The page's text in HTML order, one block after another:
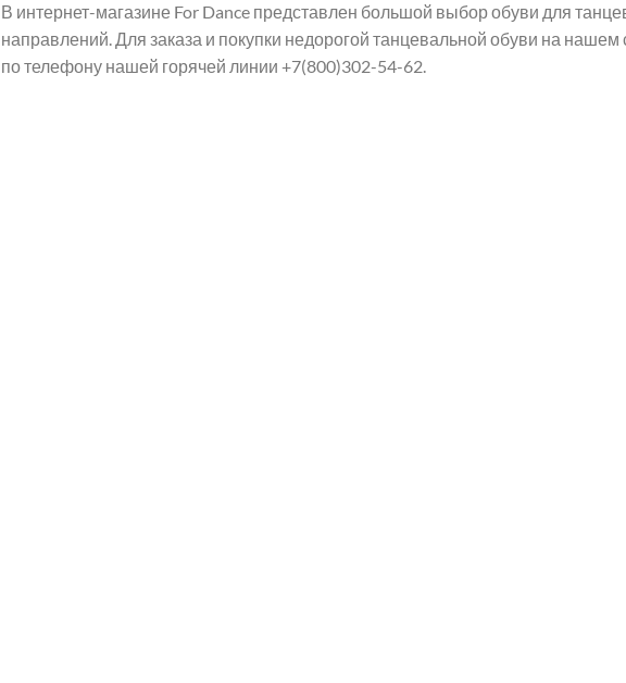
В интернет-магазине For Dance представлен большой выбор обуви для
направлений. Для заказа и покупки недорогой танцевальной обуви на
по телефону нашей горячей линии +7(800)302-54-62.